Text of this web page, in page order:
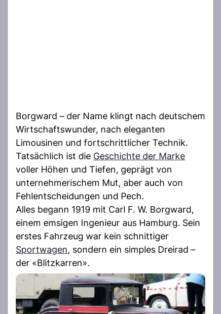
Borgward – der Name klingt nach deutschem
Wirtschaftswunder, nach eleganten
Limousinen und fortschrittlicher Technik.
Tatsächlich ist die Geschichte der Marke
voller Höhen und Tiefen, geprägt von
unternehmerischem Mut, aber auch von
Fehlentscheidungen und Pech.
Alles begann 1919 mit Carl F. W. Borgward,
einem emsigen Ingenieur aus Hamburg. Sein
erstes Fahrzeug war kein schnittiger
Sportwagen, sondern ein simples Dreirad –
der «Blitzkarren».